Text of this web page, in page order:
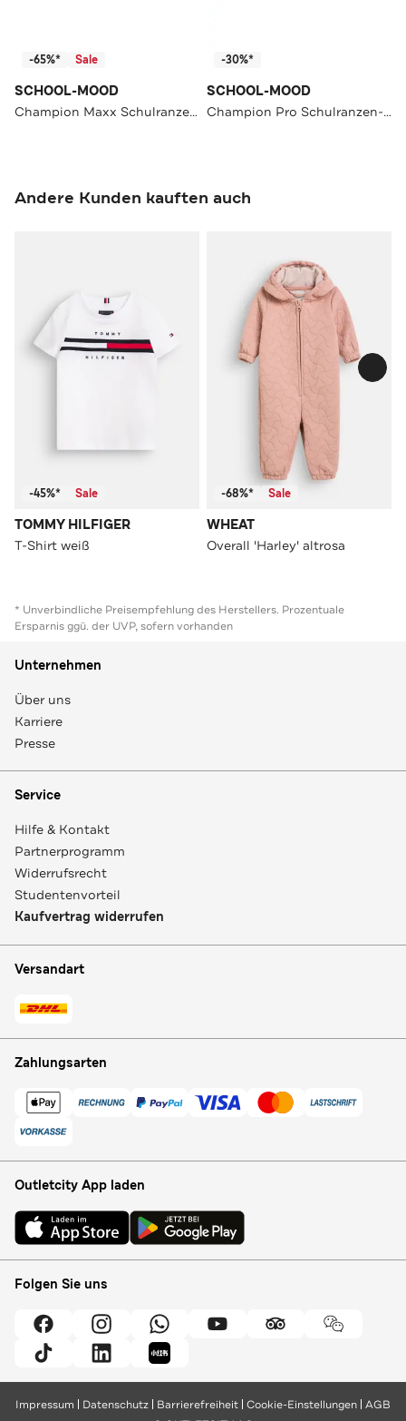
-65%* Sale
SCHOOL-MOOD
Champion Maxx Schulranzen-Set
-30%*
SCHOOL-MOOD
Champion Pro Schulranzen-Set 7-teilig
Andere Kunden kauften auch
-45%* Sale
TOMMY HILFIGER
T-Shirt weiß
-68%* Sale
WHEAT
Overall 'Harley' altrosa
* Unverbindliche Preisempfehlung des Herstellers. Prozentuale
Ersparnis ggü. der UVP, sofern vorhanden
Unternehmen
Über uns
Karriere
Presse
Service
Hilfe & Kontakt
Partnerprogramm
Widerrufsrecht
Studentenvorteil
Kaufvertrag widerrufen
Versandart
Zahlungsarten
Outletcity App laden
Folgen Sie uns
Impressum Datenschutz Barrierefreiheit Cookie-Einstellungen AGB